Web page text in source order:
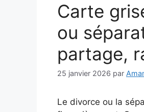
Carte
ou
partage,
25 janvier 2026 par
Le divorce ou la